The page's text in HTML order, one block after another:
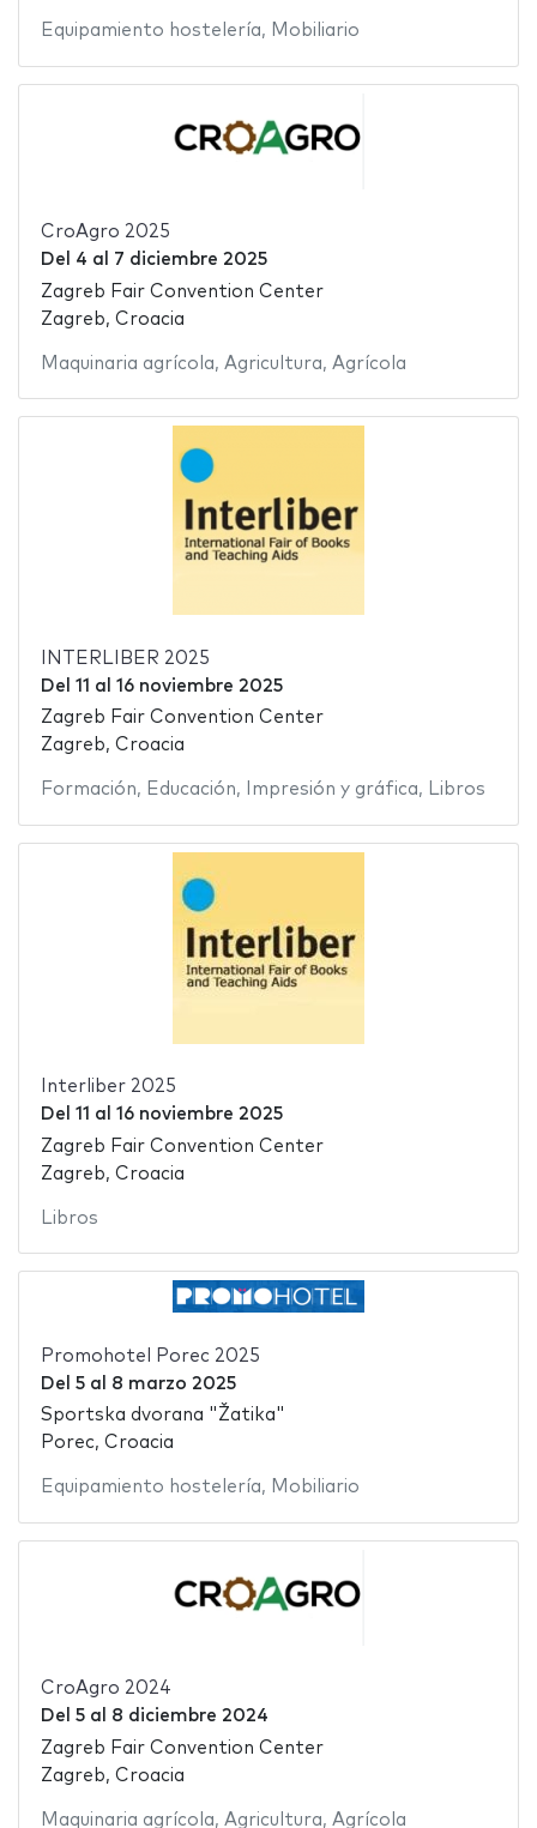
Equipamiento hostelería, Mobiliario
CroAgro 2025
Del 4 al 7 diciembre 2025
Zagreb Fair Convention Center
Zagreb, Croacia
Maquinaria agrícola, Agricultura, Agrícola
INTERLIBER 2025
Del 11 al 16 noviembre 2025
Zagreb Fair Convention Center
Zagreb, Croacia
Formación, Educación, Impresión y gráfica, Libros
Interliber 2025
Del 11 al 16 noviembre 2025
Zagreb Fair Convention Center
Zagreb, Croacia
Libros
Promohotel Porec 2025
Del 5al 8 marzo 2025
Sportska dvorana "Žatika"
Porec, Croacia
Equipamiento hostelería, Mobiliario
CroAgro 2024
Del 5al 8 diciembre 2024
Zagreb Fair Convention Center
Zagreb, Croacia
Maquinaria agrícola, Agricultura, Agrícola